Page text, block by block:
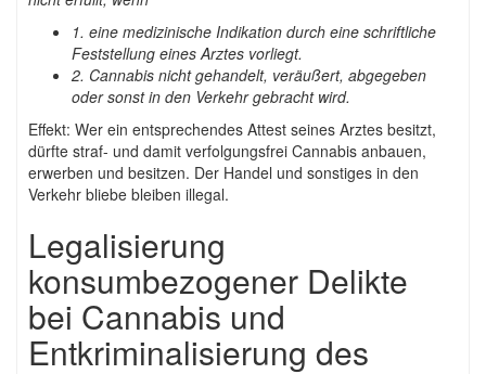
1. eine medizinische Indikation durch eine schriftliche
Feststellung eines Arztes vorliegt.
2. Cannabis nicht gehandelt, veräußert, abgegeben
oder sonst in den Verkehr gebracht wird.
Effekt: Wer ein entsprechendes Attest seines Arztes besitzt,
dürfte straf- und damit verfolgungsfrei Cannabis anbauen,
erwerben und besitzen. Der Handel und sonstiges in den
Verkehr bliebe bleiben illegal.
Legalisierung
konsumbezogener Delikte
bei Cannabis und
Entkriminalisierung des